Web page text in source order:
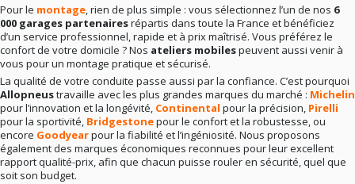
Pour le montage, rien de plus simple : vous sélectionnez l’un de nos 6
000 garages partenairesrépartis dans toute la France et bénéficiez
d’un service professionnel, rapide et à prix maîtrisé. Vous préférez le
confort de votre domicile ? Nos ateliers mobilespeuvent aussi venir à
vous pour un montage pratique et sécurisé.
La qualité de votre conduite passe aussi par la confiance. C’est pourquoi
Allopneustravaille avec les plus grandes marques du marché : Michelin
pour l’innovation et la longévité, Continental pour la précision, Pirelli
pour la sportivité, Bridgestonepour le confort et la robustesse, ou
encore Goodyearpour la fiabilité et l’ingéniosité. Nous proposons
également des marques économiques reconnues pour leur excellent
rapport qualité-prix, afin que chacun puisse rouler en sécurité, quel que
soit son budget.